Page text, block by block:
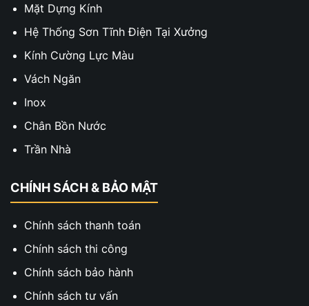
Mặt Dựng Kính
Hệ Thống Sơn Tĩnh Điện Tại Xưởng
Kính Cường Lực Màu
Vách Ngăn
Inox
Chân Bồn Nước
Trần Nhà
CHÍNH SÁCH & BẢO MẬT
Chính sách thanh toán
Chính sách thi công
Chính sách bảo hành
Chính sách tư vấn